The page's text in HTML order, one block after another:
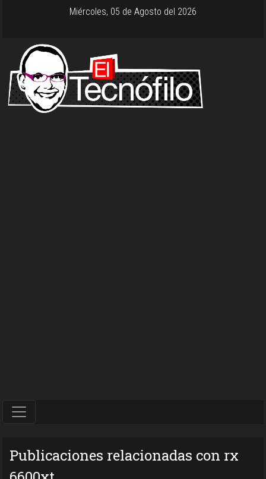
Miércoles, 05 de Agosto del 2026
Publicaciones relacionadas con rx